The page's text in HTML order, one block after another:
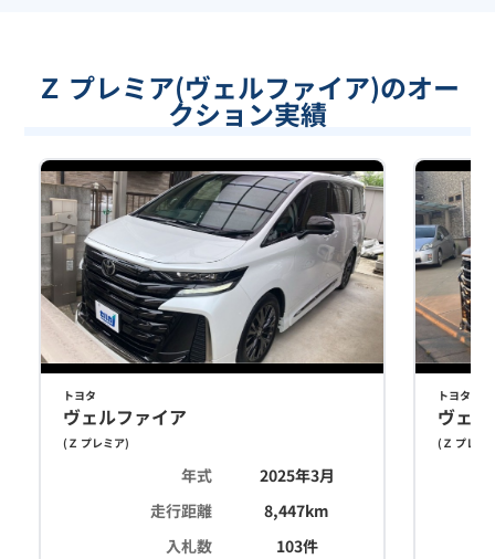
Ｚ プレミア(ヴェルファイア)のオー
クション実績
トヨタ
ヴェルファイア
( Ｚ プレミア)
年式
2025年3月
走行距離
8,447km
入札数
103件
トヨタ
ヴェ
( Ｚ プレミ